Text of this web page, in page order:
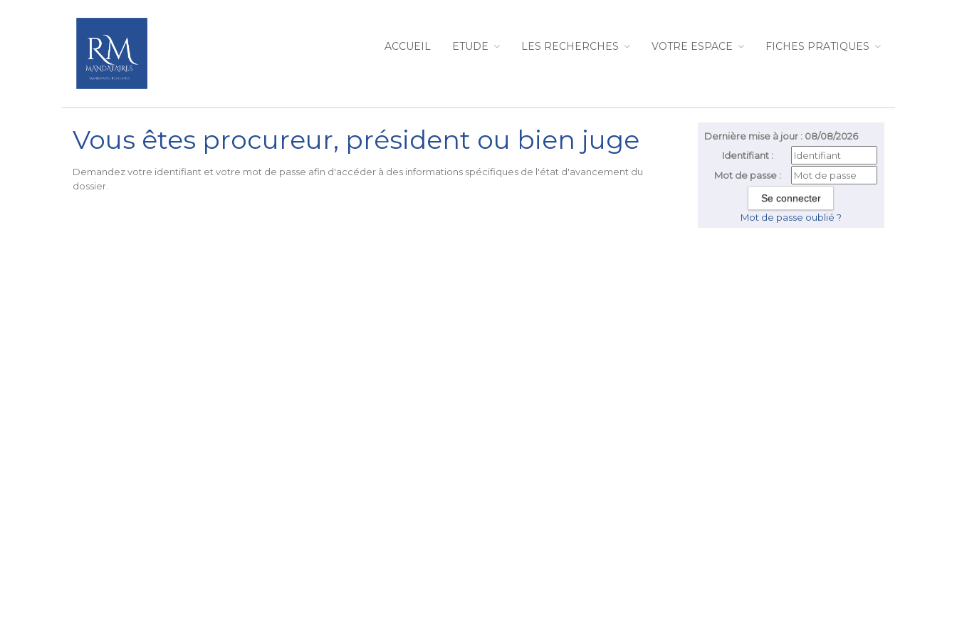
ACCUEIL ETUDE LES RECHERCHES VOTRE ESPACE FICHES PRATIQUES
Dernière mise à jour : 08/08/2026
Identifiant :
Mot de passe :
Mot de passe oublié ?
Vous êtes procureur, président ou bien juge
Demandez votre identifiant et votre mot de passe afin d'accéder à des informations spécifiques de l'état d'avancement du
dossier.